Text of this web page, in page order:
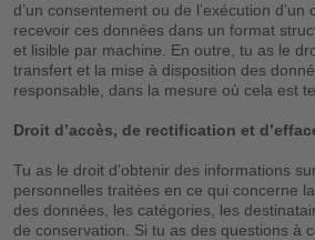
d’un consentement ou de l’exécution
recevoir ces données dans un format
et lisible par machine. En outre, tu as le
transfert et la mise à disposition des
responsable, dans la mesure où cela est
Droit d’accès, de rectification et
Tu as le droit d’obtenir des informations
personnelles traitées en ce qui concerne
des données, les catégories, les
de conservation. Si tu as des questions à